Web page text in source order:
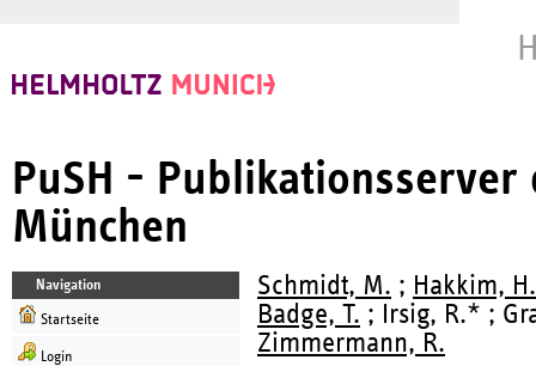
PuSH -
München
Navigation
Startseite
Login
Schmidt, M. ; Hakkim, H.
Badge, T. ; Irsig, R.* ;
Zimmermann, R.